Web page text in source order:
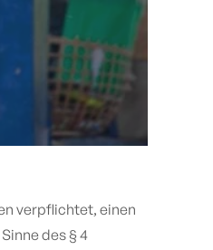
verpflichtet, einen
Sinne des § 4